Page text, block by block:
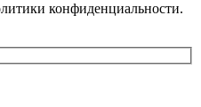
конфиденциальности.